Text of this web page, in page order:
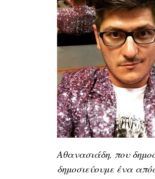
Αθανασιάδη, που
δημοσιεύουμε ένα